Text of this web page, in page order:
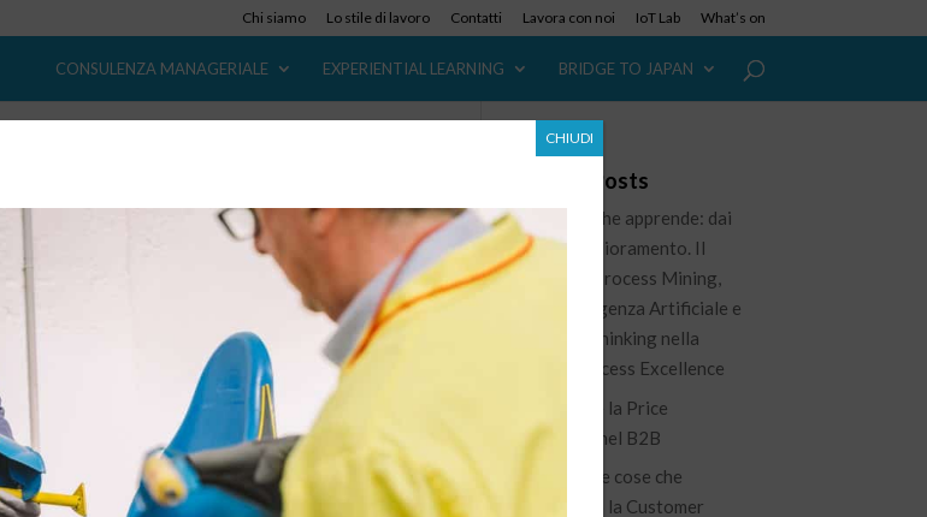
Chi siamo Lo stile di lavoro Contatti Lavora con noi IoT Lab What’s on
CONSULENZA MANAGERIALE EXPERIENTIAL LEARNING BRIDGE TO JAPAN
Viaggi di Studio
è solo parte dell’orizzonte di innovazione cui
cosiddetto dell’Industria 4.0 ha spinto a
e la digitalizzazione degli ambienti
professioni. Con tutto il merito di avere mosso
Recent Posts
L’azienda che apprende: dai
dati al miglioramento. Il
ruolo del Process Mining,
dell’Intelligenza Artificiale e
del Lean Thinking nella
nuova Process Excellence
Governare la Price
Waterfall nel B2B
100 piccole cose che
migliorano la Customer
CHIUDI